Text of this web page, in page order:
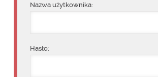
Nazwa użytkownika:
Hasło: